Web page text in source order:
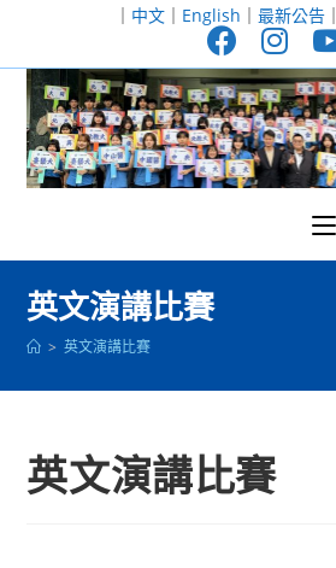
至
｜ 中文｜ English ｜ 最新公告｜
英文演講比賽
> 英文演講比賽
英文演講比賽